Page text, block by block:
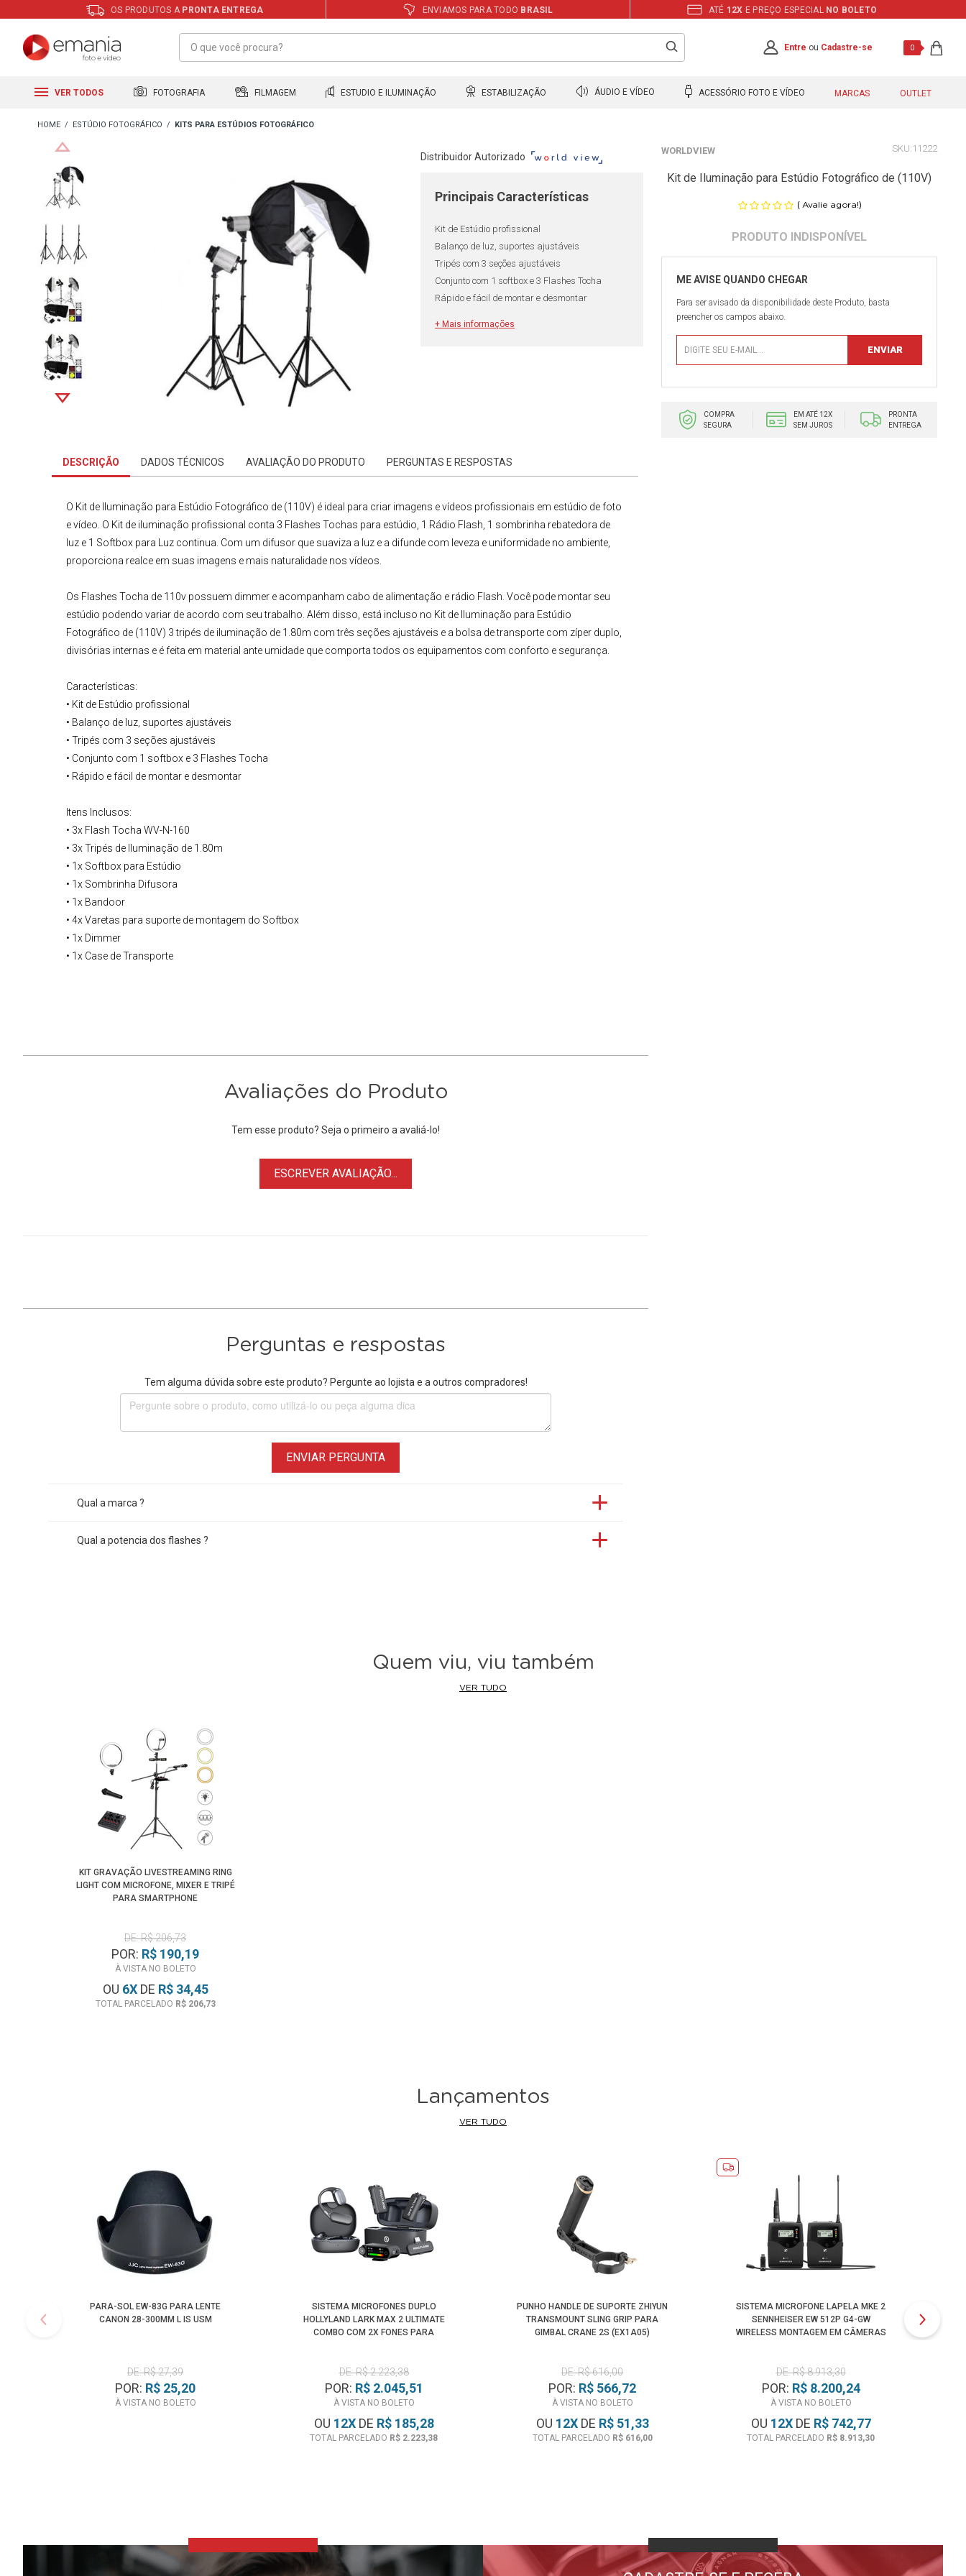
OS PRODUTOS A PRONTA ENTREGA ENVIAMOS PARA TODO BRASIL ATÉ 12X E PREÇO ESPECIAL NO BOLETO
Entre ou Cadastre-se 0
VER TODOS FOTOGRAFIA FILMAGEM ESTUDIO E ILUMINAÇÃO ESTABILIZAÇÃO ÁUDIO E VÍDEO ACESSÓRIO FOTO E VÍDEO MARCAS OUTLET
ESTÚDIO FOTOGRÁFICO KITS PARA ESTÚDIOS FOTOGRÁFICO
Distribuidor Autorizado
Principais Características
Kit de Estúdio profissional
Balanço de luz, suportes ajustáveis
Tripés com 3 seções ajustáveis
Conjunto com 1 softbox e 3 Flashes Tocha
Rápido e fácil de montar e desmontar
+ Mais informações
WORLDVIEW 11222
Kit de Iluminação para Estúdio Fotográfico de (110V)
( Avalie agora!)
Para ser avisado da disponibilidade deste Produto, basta
preencher os campos abaixo.
COMPRA
SEGURA
EM ATÉ 12X
SEM JUROS
PRONTA
ENTREGA
DESCRIÇÃO DADOS TÉCNICOS AVALIAÇÃO DO PRODUTO PERGUNTAS E RESPOSTAS
O Kit de Iluminação para Estúdio Fotográfico de (110V) é ideal para criar imagens e vídeos profissionais em estúdio de foto
e vídeo. O Kit de iluminação profissional conta 3 Flashes Tochas para estúdio 1 Rádio Flash 1 sombrinha rebatedora de
luz e 1 Softbox para Luz continua . Com um difusor que suaviza a luz e a difunde com leveza e uniformidade no ambiente,
proporciona realce em suas imagens e mais naturalidade nos vídeos.
Os Flashes Tocha de 110v possuem dimmer e acompanham cabo de alimentação e rádio Flash. Você pode montar seu
estúdio podendo variar de acordo com seu trabalho. Além disso, está incluso no Kit de Iluminação para Estúdio
Fotográfico de (110V) 3tripés de iluminação de 1.80m comtrês seções ajustáveis e a bolsa de transporte com zíper duplo,
divisórias internas e é feita em material ante umidade que comporta todos os equipamentos com conforto e segurança.
Características:
• Kit de Estúdio profissional
• Balanço de luz, suportes ajustáveis
• Tripés com 3 seções ajustáveis
• Conjunto com 1 softbox e 3 Flashes Tocha
• Rápido e fácil de montar e desmontar
Itens Inclusos:
• 3x Flash Tocha WV-N-160
• 3x Tripés de Iluminação de 1.80m
• 1x Softbox para Estúdio
• 1x Sombrinha Difusora
• 1x Bandoor
• 4x Varetas para suporte de montagem do Softbox
• 1x Dimmer
• 1x Case de Transporte
Avaliações do Produto
Tem esse produto? Seja o primeiro a avaliá-lo!
ESCREVER AVALIAÇÃO...
Perguntas e respostas
Tem alguma dúvida sobre este produto? Pergunte ao lojista e a outros compradores!
ENVIAR PERGUNTA
Qual a marca ?
Qual a potencia dos flashes ?
Quem viu, viu também
VER TUDO
KIT GRAVAÇÃO LIVESTREAMING RING
LIGHT COM MICROFONE, MIXER E TRIPÉ
PARA SMARTPHONE
DE: R$ 206,73
POR: R$ 190,19
À VISTA NO BOLETO
OU 6XDE R$ 34,45
TOTAL PARCELADO R$ 206,73
Lançamentos
VER TUDO
PARA-SOL EW-83G PARA LENTE
CANON 28-300MM L IS USM
DE: R$ 27,39
POR: R$ 25,20
À VISTA NO BOLETO
SISTEMA MICROFONES DUPLO
HOLLYLAND LARK MAX 2 ULTIMATE
COMBO COM 2X FONES PARA
DE: R$ 2.223,38
POR: R$ 2.045,51
À VISTA NO BOLETO
OU 12XDE R$ 185,28
TOTAL PARCELADO R$ 2.223,38
PUNHO HANDLE DE SUPORTE ZHIYUN
TRANSMOUNT SLING GRIP PARA
GIMBAL CRANE 2S (EX1A05)
DE: R$ 616,00
POR: R$ 566,72
À VISTA NO BOLETO
OU 12XDE R$ 51,33
TOTAL PARCELADO R$ 616,00
SISTEMA MICROFONE LAPELA MKE 2
SENNHEISER EW 512P G4-GW
WIRELESS MONTAGEM EM CÂMERAS
DE: R$ 8.913,30
POR: R$ 8.200,24
À VISTA NO BOLETO
OU 12XDE R$ 742,77
TOTAL PARCELADO R$ 8.913,30